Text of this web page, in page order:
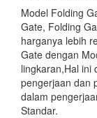
Model Folding
Gate, Folding
harganya lebih
Gate dengan
lingkaran,Hal ini
pengerjaan dan
dalam
Standar.